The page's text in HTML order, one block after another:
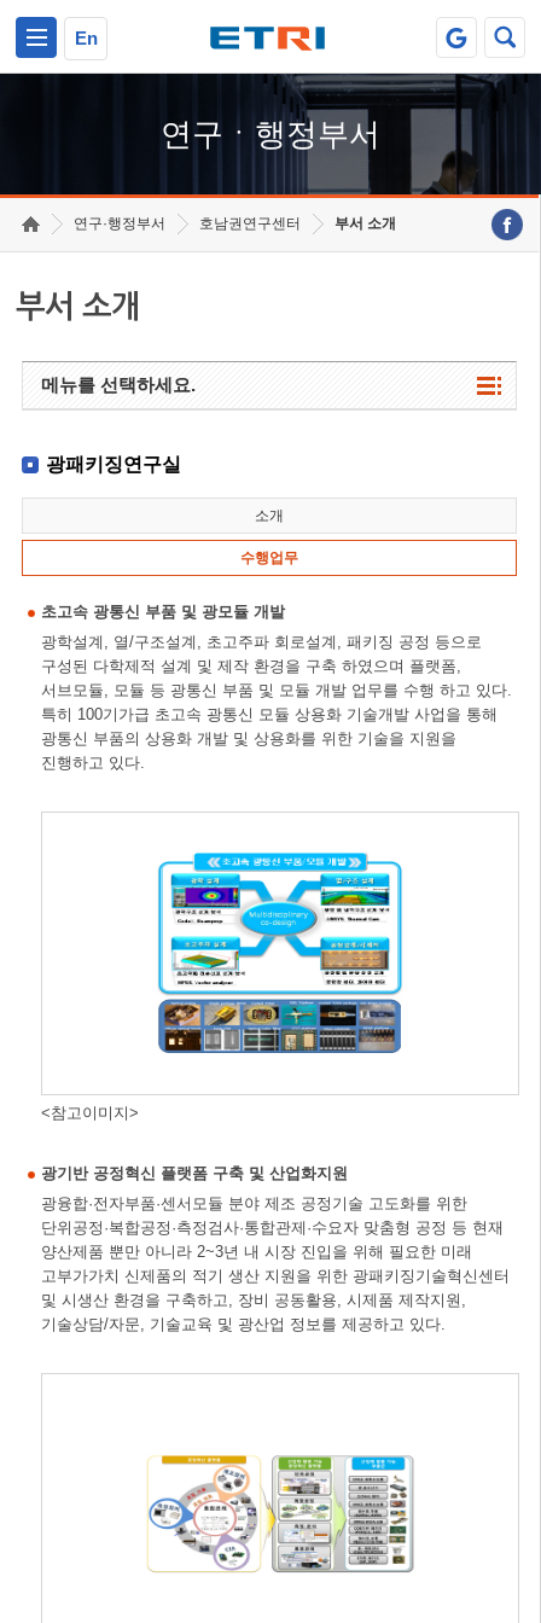
En
연구ㆍ행정부서
연구·행정부서 호남권연구센터 부서 소개
부서 소개
메뉴를 선택하세요.
광패키징연구실
소개
수행업무
초고속 광통신 부품 및 광모듈 개발
광학설계, 열/구조설계, 초고주파 회로설계, 패키징 공정 등으로
구성된 다학제적 설계 및 제작 환경을 구축 하였으며 플랫폼,
서브모듈, 모듈 등 광통신 부품 및 모듈 개발 업무를 수행 하고 있다.
특히 100기가급 초고속 광통신 모듈 상용화 기술개발 사업을 통해
광통신 부품의 상용화 개발 및 상용화를 위한 기술을 지원을
진행하고 있다.
<참고이미지>
광기반 공정혁신 플랫폼 구축 및 산업화지원
광융합·전자부품·센서모듈 분야 제조 공정기술 고도화를 위한
단위공정·복합공정·측정검사·통합관제·수요자 맞춤형 공정 등 현재
양산제품 뿐만 아니라 2~3년 내 시장 진입을 위해 필요한 미래
고부가가치 신제품의 적기 생산 지원을 위한 광패키징기술혁신센터
및 시생산 환경을 구축하고, 장비 공동활용, 시제품 제작지원,
기술상담/자문, 기술교육 및 광산업 정보를 제공하고 있다.